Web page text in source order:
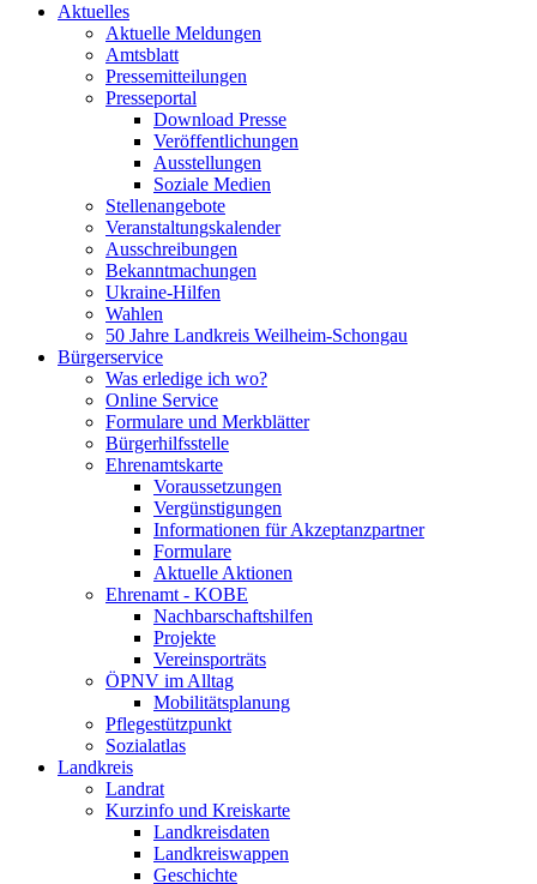
Aktuelles
Aktuelle Meldungen
Amtsblatt
Pressemitteilungen
Presseportal
Download Presse
Veröffentlichungen
Ausstellungen
Soziale Medien
Stellenangebote
Veranstaltungskalender
Ausschreibungen
Bekanntmachungen
Ukraine-Hilfen
Wahlen
50 Jahre Landkreis Weilheim-Schongau
Bürgerservice
Was erledige ich wo?
Online Service
Formulare und Merkblätter
Bürgerhilfsstelle
Ehrenamtskarte
Voraussetzungen
Vergünstigungen
Informationen für Akzeptanzpartner
Formulare
Aktuelle Aktionen
Ehrenamt - KOBE
Nachbarschaftshilfen
Projekte
Vereinsporträts
ÖPNV im Alltag
Mobilitätsplanung
Pflegestützpunkt
Sozialatlas
Landkreis
Landrat
Kurzinfo und Kreiskarte
Landkreisdaten
Landkreiswappen
Geschichte